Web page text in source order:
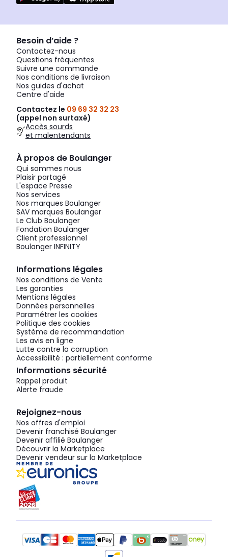
Besoin d’aide ?
Contactez-nous
Questions fréquentes
Suivre une commande
Nos conditions de livraison
Nos guides d'achat
Centre d'aide
Contactez le 09 69 32 32 23
(appel non surtaxé)
Accès sourds
et malentendants
À propos de Boulanger
Qui sommes nous
Plaisir partagé
L'espace Presse
Nos services
Nos marques Boulanger
SAV marques Boulanger
Le Club Boulanger
Fondation Boulanger
Client professionnel
Boulanger INFINITY
Informations légales
Nos conditions de Vente
Les garanties
Mentions légales
Données personnelles
Paramétrer les cookies
Politique des cookies
Système de recommandation
Les avis en ligne
Lutte contre la corruption
Accessibilité : partiellement conforme
Informations sécurité
Rappel produit
Alerte fraude
Rejoignez-nous
Nos offres d'emploi
Devenir franchisé Boulanger
Devenir affilié Boulanger
Découvrir la Marketplace
Devenir vendeur sur la Marketplace